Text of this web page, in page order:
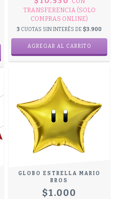
TRANSFERENCIA (SOLO
COMPRAS ONLINE)
3 CUOTAS SIN INTERÉS DE $3.900
GLOBO ESTRELLA MARIO
BROS
$1.000